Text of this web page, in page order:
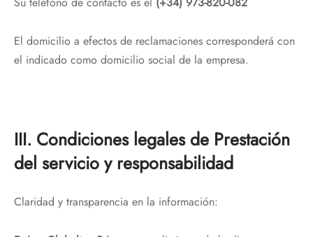
El domicilio a efectos de reclamaciones corresponderá con
el indicado como domicilio social de la empresa.
III. Condiciones legales de Prestación
del servicio y responsabilidad
Claridad y transparencia en la información: